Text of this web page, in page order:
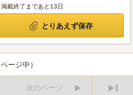
掲載終了まであと13日
とりあえず保存
ージ中）
次のページ